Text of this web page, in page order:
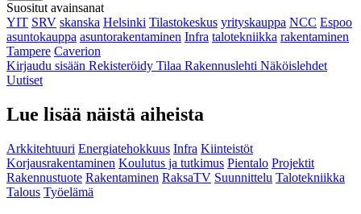
Suositut avainsanat
YIT SRV skanska Helsinki Tilastokeskus yrityskauppa NCC Espoo
asuntokauppa asuntorakentaminen Infra talotekniikka rakentaminen
Tampere Caverion
Kirjaudu sisään Rekisteröidy Tilaa Rakennuslehti Näköislehdet
Uutiset
Lue lisää näistä aiheista
Arkkitehtuuri Energiatehokkuus Infra Kiinteistöt
Korjausrakentaminen Koulutus ja tutkimus Pientalo Projektit
Rakennustuote Rakentaminen RaksaTV Suunnittelu Talotekniikka
Talous Työelämä